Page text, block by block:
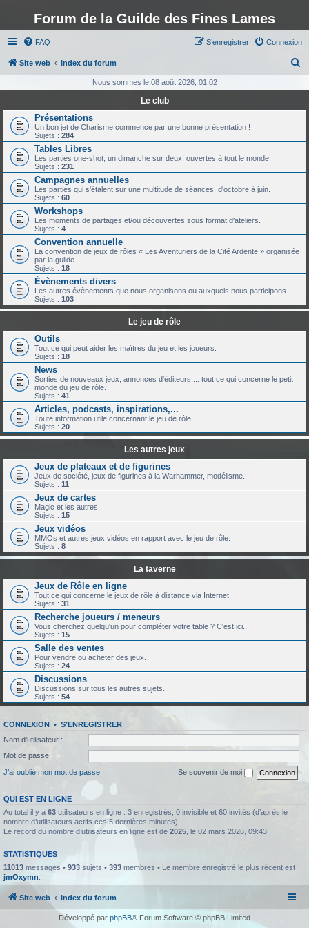
Forum de la Guilde des Fines Lames
FAQ Connexion
S’enregistrer
Site web Index du forum
h
Nous sommes le 08 août 2026, 01:02
Le club
Présentations
Un bon jet de Charisme commence par une bonne présentation !
Sujets : 284
Tables Libres
Les parties one-shot, un dimanche sur deux, ouvertes à tout le monde.
Sujets : 231
Campagnes annuelles
Les parties qui s'étalent sur une multitude de séances, d'octobre à juin.
Sujets : 60
Workshops
Les moments de partages et/ou découvertes sous format d'ateliers.
Sujets : 4
Convention annuelle
La convention de jeux de rôles « Les Aventuriers de la Cité Ardente » organisée
par la guilde.
Sujets : 18
Évènements divers
Les autres évènements que nous organisons ou auxquels nous participons.
Sujets : 103
Le jeu de rôle
Outils
Tout ce qui peut aider les maîtres du jeu et les joueurs.
Sujets : 18
News
Sorties de nouveaux jeux, annonces d'éditeurs,... tout ce qui concerne le petit
monde du jeu de rôle.
Sujets : 41
Articles, podcasts, inspirations,...
Toute information utile concernant le jeu de rôle.
Sujets : 20
Les autres jeux
Jeux de plateaux et de figurines
Jeux de société, jeux de figurines à la Warhammer, modélisme...
Sujets : 11
Jeux de cartes
Magic et les autres.
Sujets : 15
Jeux vidéos
MMOs et autres jeux vidéos en rapport avec le jeu de rôle.
Sujets : 8
La taverne
Jeux de Rôle en ligne
Tout ce qui concerne le jeux de rôle à distance via Internet
Sujets : 31
Recherche joueurs / meneurs
Vous cherchez quelqu'un pour compléter votre table ? C'est ici.
Sujets : 15
Salle des ventes
Pour vendre ou acheter des jeux.
Sujets : 24
Discussions
Discussions sur tous les autres sujets.
Sujets : 54
CONNEXION • S’ENREGISTRER
Nom d’utilisateur :
Mot de passe :
J’ai oublié mon mot de passe
Se souvenir de moi
QUI EST EN LIGNE
Au total il y a 63 utilisateurs en ligne : 3 enregistrés, 0 invisible et 60 invités (d’après le
nombre d’utilisateurs actifs ces 5 dernières minutes)
Le record du nombre d’utilisateurs en ligne est de 2025 , le 02 mars 2026, 09:43
STATISTIQUES
11013 messages • 933 sujets • 393 membres • Le membre enregistré le plus récent est
jmOxymn
Site web Index du forum
Développé par phpBB® Forum Software © phpBB Limited